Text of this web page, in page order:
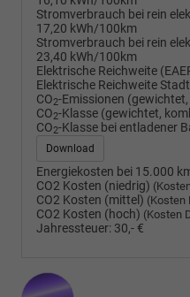
Stromverbrauch bei rein
17,20 kWh/100km
Stromverbrauch bei rein
23,40 kWh/100km
Elektrische Reichweite
Elektrische Reichweite
CO2-Emissionen
CO2-Klasse (gewichtet,
CO2-Klasse bei entladener
Download
Energiekosten bei 15.000
CO2 Kosten (niedrig)
CO2 Kosten (mittel) (Kosten
CO2 Kosten (hoch) (Kosten
Jahressteuer: 30,- €